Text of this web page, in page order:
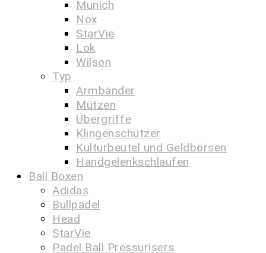
Munich
Nox
StarVie
Lok
Wilson
Typ
Armbänder
Mützen
Übergriffe
Klingenschützer
Kulturbeutel und Geldbörsen
Handgelenkschlaufen
Ball Boxen
Adidas
Bullpadel
Head
StarVie
Padel Ball Pressurisers